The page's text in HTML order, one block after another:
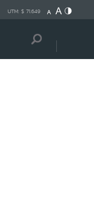
UTM: $ 71.649